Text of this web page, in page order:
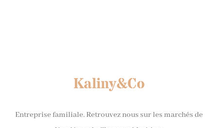
Kaliny&Co
Entreprise familiale. Retrouvez nous sur les marchés de